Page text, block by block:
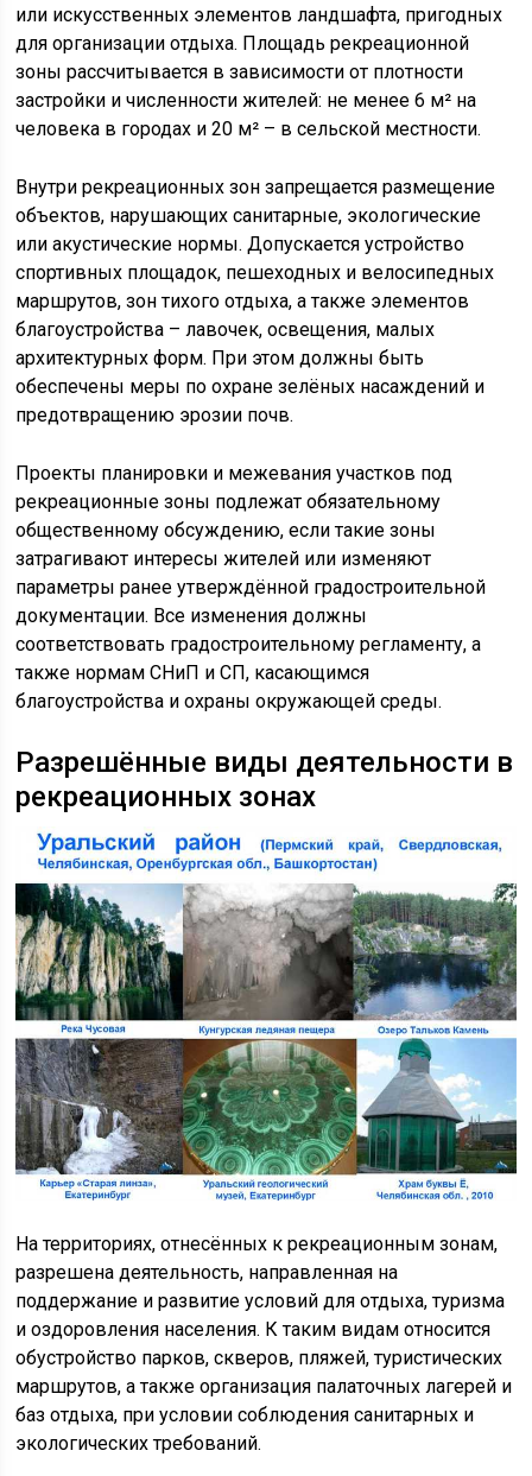
или искусственных элементов ландшафта, пригодных
для организации отдыха. Площадь рекреационной
зоны рассчитывается в зависимости от плотности
застройки и численности жителей: не менее 6 м² на
человека в городах и 20 м² – в сельской местности.
Внутри рекреационных зон запрещается размещение
объектов, нарушающих санитарные, экологические
или акустические нормы. Допускается устройство
спортивных площадок, пешеходных и велосипедных
маршрутов, зон тихого отдыха, а также элементов
благоустройства – лавочек, освещения, малых
архитектурных форм. При этом должны быть
обеспечены меры по охране зелёных насаждений и
предотвращению эрозии почв.
Проекты планировки и межевания участков под
рекреационные зоны подлежат обязательному
общественному обсуждению, если такие зоны
затрагивают интересы жителей или изменяют
параметры ранее утверждённой градостроительной
документации. Все изменения должны
соответствовать градостроительному регламенту, а
также нормам СНиП и СП, касающимся
благоустройства и охраны окружающей среды.
Разрешённые виды деятельности в
рекреационных зонах
На территориях, отнесённых к рекреационным зонам,
разрешена деятельность, направленная на
поддержание и развитие условий для отдыха, туризма
и оздоровления населения. К таким видам относится
обустройство парков, скверов, пляжей, туристических
маршрутов, а также организация палаточных лагерей и
баз отдыха, при условии соблюдения санитарных и
экологических требований.